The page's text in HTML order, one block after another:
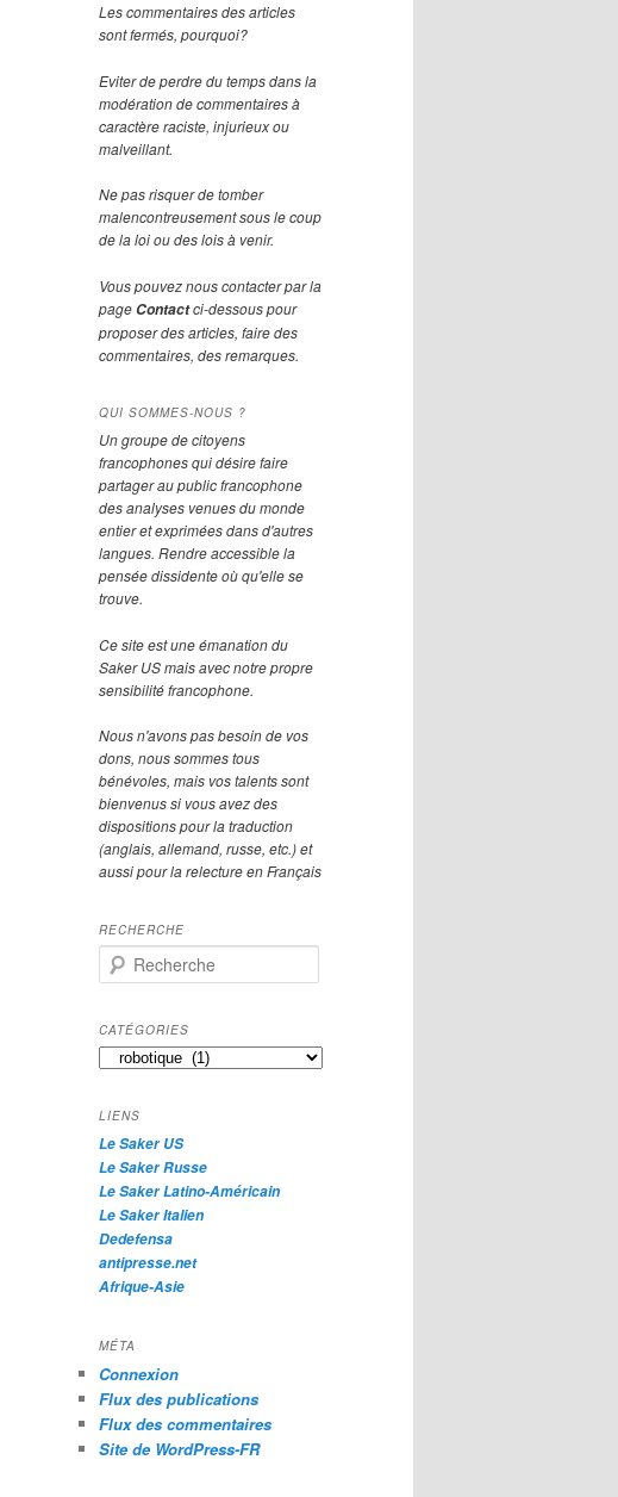
Les commentaires des articles
sont fermés, pourquoi?
Eviter de perdre du temps dans la
modération de commentaires à
caractère raciste, injurieux ou
malveillant.
Ne pas risquer de tomber
malencontreusement sous le coup
de la loi ou des lois à venir.
Vous pouvez nous contacter par la
page Contactci-dessous pour
proposer des articles, faire des
commentaires, des remarques.
QUI SOMMES-NOUS ?
Un groupe de citoyens
francophones qui désire faire
partager au public francophone
des analyses venues du monde
entier et exprimées dans d'autres
langues. Rendre accessible la
pensée dissidente où qu'elle se
trouve.
Ce site est une émanation du
Saker US mais avec notre propre
sensibilité francophone.
Nous n'avons pas besoin de vos
dons, nous sommes tous
bénévoles, mais vos talents sont
bienvenus si vous avez des
dispositions pour la traduction
(anglais, allemand, russe, etc.) et
aussi pour la relecture en Français
RECHERCHE
e
h
e
r
h
e
CATÉGORIES
Catégories
LIENS
Le Saker US
Le Saker Russe
Le Saker Latino-Américain
Le Saker Italien
Dedefensa
antipresse.net
Afrique-Asie
MÉTA
Connexion
Flux des publications
Flux des commentaires
Site de WordPress-FR